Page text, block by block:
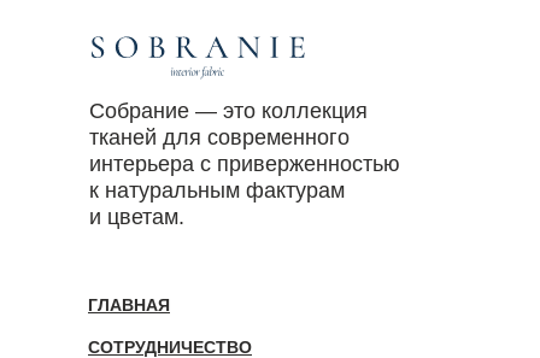
Собрание — это коллекция
тканей для современного
интерьера с приверженностью
к натуральным фактурам
и цветам.
ГЛАВНАЯ
СОТРУДНИЧЕСТВО